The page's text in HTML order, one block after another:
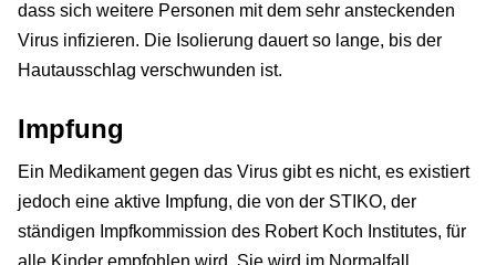
dass sich weitere Personen mit dem sehr ansteckenden
Virus infizieren. Die Isolierung dauert so lange, bis der
Hautausschlag verschwunden ist.
Impfung
Ein Medikament gegen das Virus gibt es nicht, es existiert
jedoch eine aktive Impfung, die von der STIKO, der
ständigen Impfkommission des Robert Koch Institutes, für
alle Kinder empfohlen wird. Sie wird im Normalfall